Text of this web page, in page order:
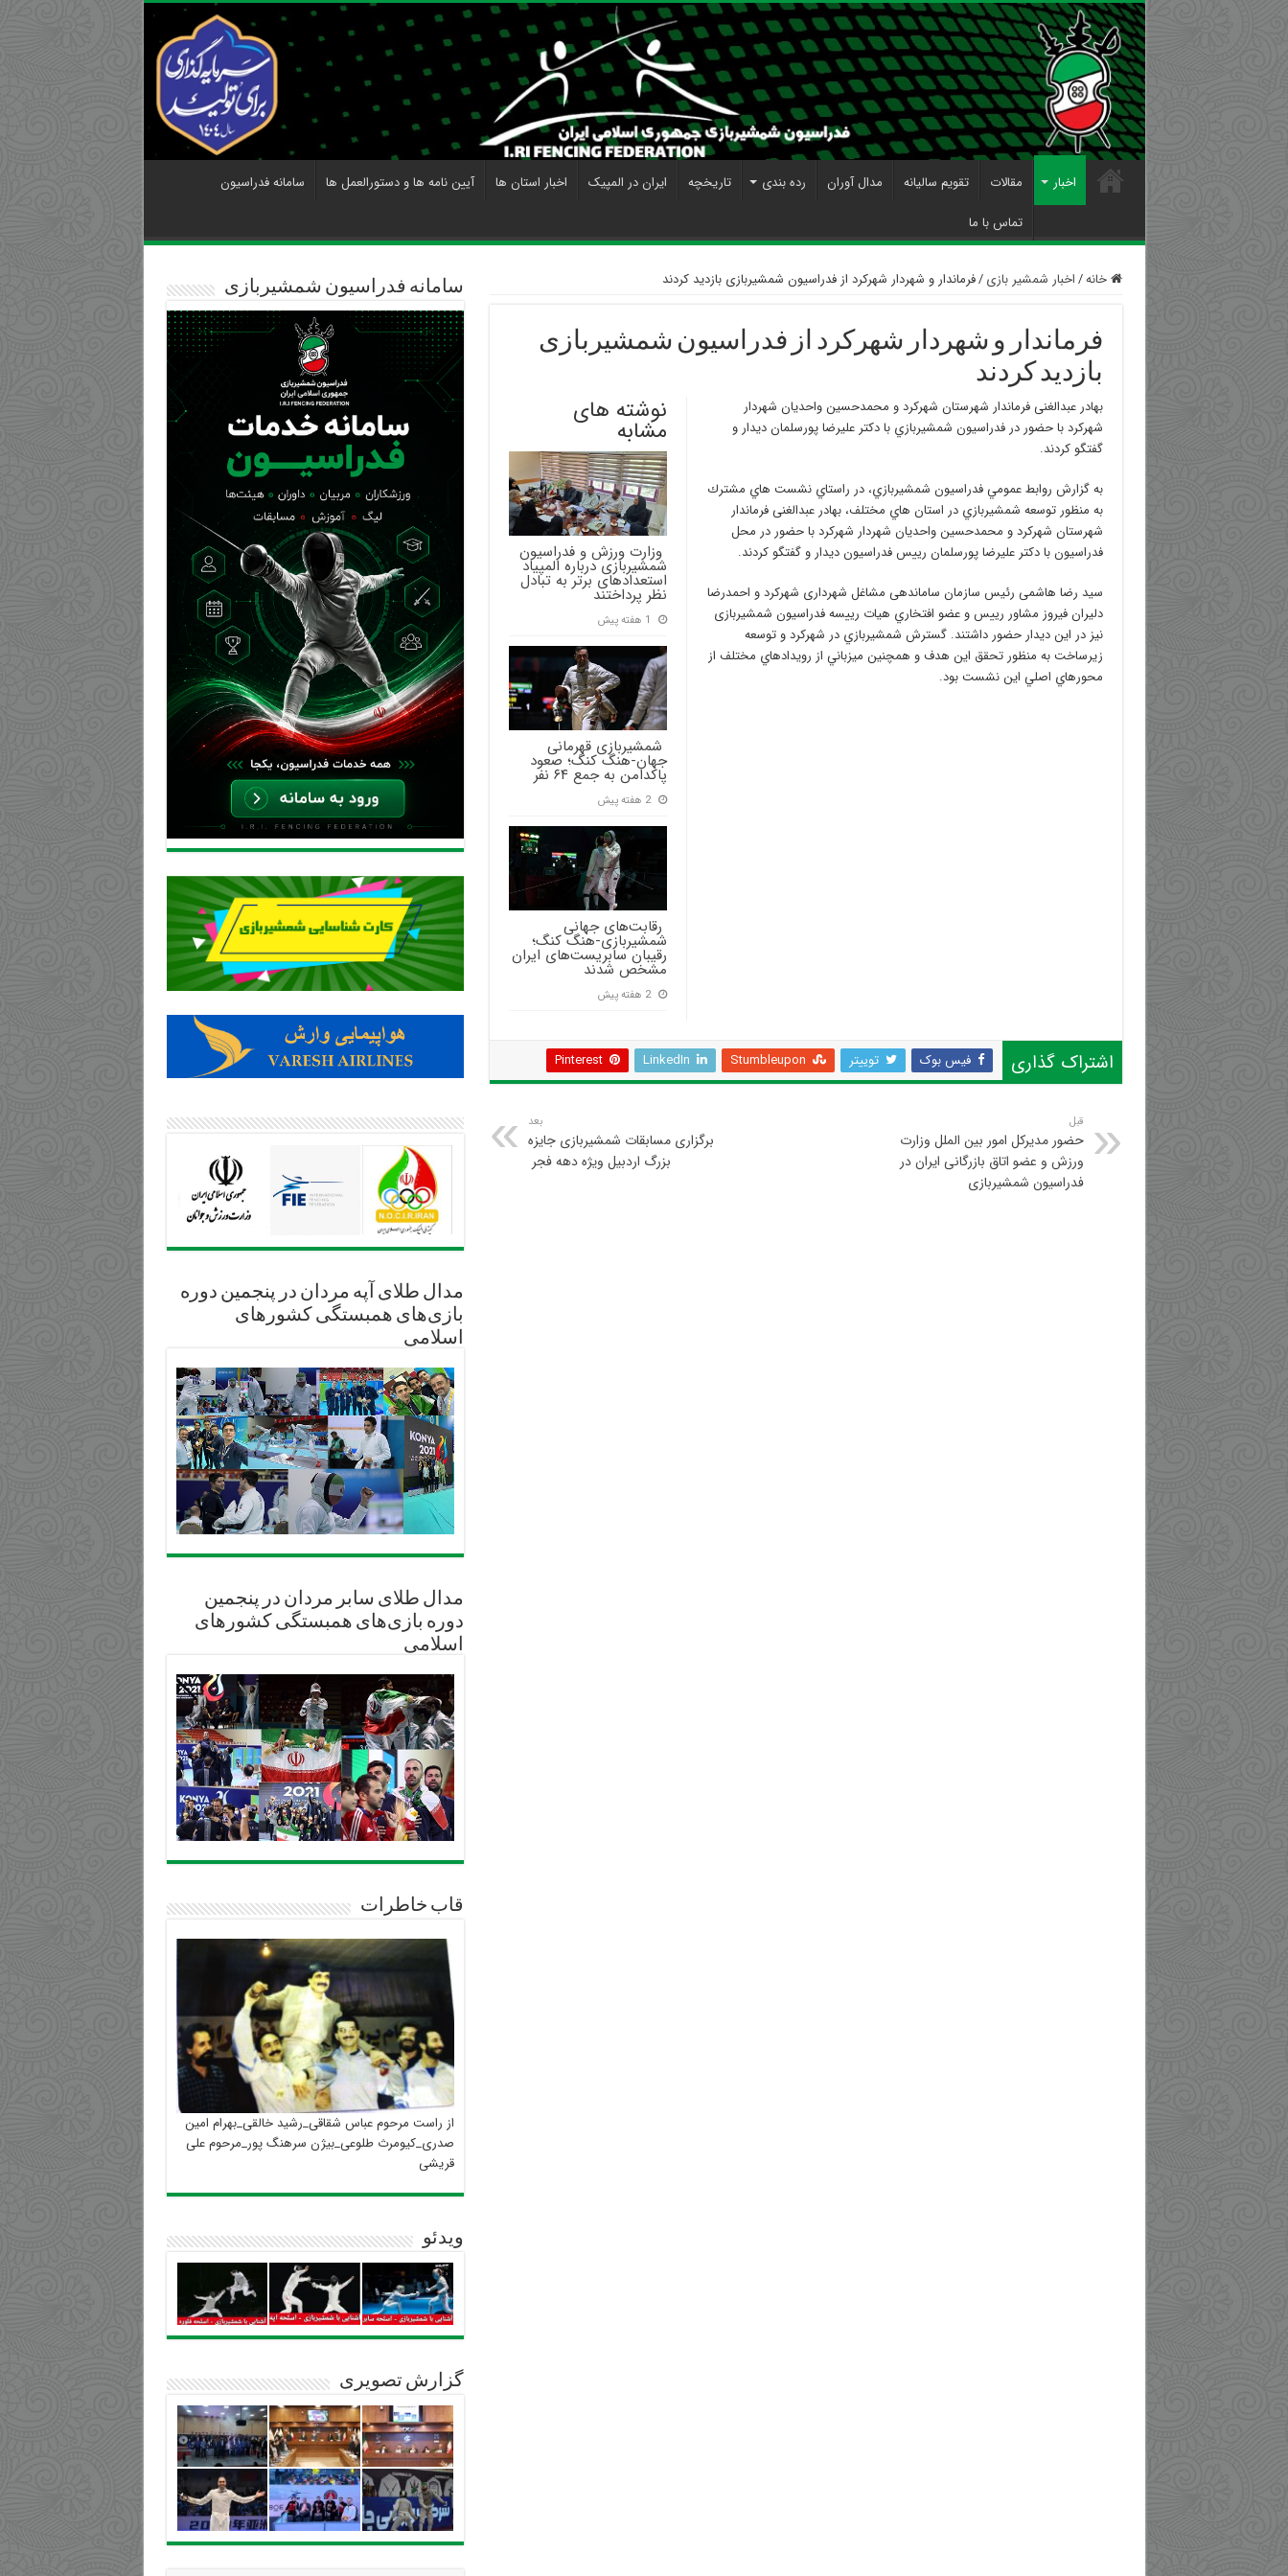
اخبار مقالات تقویم سالیانه مدال آوران رده بندی تاریخچه ایران در المپیک اخبار استان ها آیین نامه ها و دستورالعمل ها
سامانه فدراسیون
تماس با ما
خانه/اخبار شمشیر بازی /فرماندار و شهردار شهرکرد از فدراسیون شمشیربازی بازديد كردند
فرماندار و شهردار شهرکرد از فدراسیون شمشیربازی
بازديد كردند
نوشته های
مشابه
‍ وزارت ورزش و فدراسیون
شمشیربازی درباره المپیاد
استعدادهای برتر به تبادل
نظر پرداختند
1 هفته پیش
‍ شمشیربازی قهرمانی
جهان-هنگ کنگ؛ صعود
پاکدامن به جمع ۶۴ نفر
2 هفته پیش
‍ رقابت‌های جهانی
شمشیربازی-هنگ کنگ؛
رقیبان سابریست‌های ایران
مشخص شدند
2 هفته پیش
بهادر عبدالغنی فرماندار شهرستان شهرکرد و محمدحسین واحدیان شهردار
شهرکرد با حضور در فدراسيون شمشيربازي با دكتر عليرضا پورسلمان ديدار و
گفتگو كردند.
به گزارش روابط عمومي فدراسيون شمشيربازي، در راستاي نشست هاي مشترك
به منظور توسعه شمشيربازي در استان هاي مختلف، بهادر عبدالغنی فرماندار
شهرستان شهرکرد و محمدحسین واحدیان شهردار شهرکرد با حضور در محل
فدراسيون با دكتر عليرضا پورسلمان رييس فدراسيون ديدار و گفتگو كردند.
سید رضا هاشمی رئيس سازمان ساماندهی مشاغل شهرداری شهرکرد و احمدرضا
دليران فيروز مشاور رييس و عضو افتخاري هیات رييسه فدراسیون شمشیربازی
نيز در اين ديدار حضور داشتند. گسترش شمشيربازي در شهركرد و توسعه
زيرساخت به منظور تحقق اين هدف و همچنين ميزباني از رويدادهاي مختلف از
محورهاي اصلي اين نشست بود.
اشتراک گذاری فیس بوک توییتر Stumbleupon
LinkedIn
Pinterest
قبل
حضور مدیرکل امور بین الملل وزارت
ورزش و عضو اتاق بازرگانی ایران در
فدراسیون شمشیربازی
بعد
برگزاری مسابقات شمشیربازی جایزه
بزرگ اردبیل ویژه دهه فجر
سامانه فدراسیون شمشیربازی
مدال طلای آپه مردان در پنجمین دوره
بازی‌های همبستگی کشورهای
اسلامی
مدال طلای سابر مردان در پنجمین
دوره بازی‌های همبستگی کشورهای
اسلامی
قاب خاطرات
از راست مرحوم عباس شقاقی_رشید خالقی_بهرام امین
صدری_کیومرث طلوعی_بیژن سرهنگ پور_مرحوم علی
قریشی
ویدئو
گزارش تصویری